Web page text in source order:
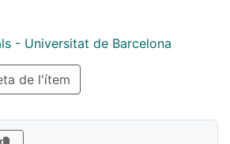
- Universitat de Barcelona
de l'ítem